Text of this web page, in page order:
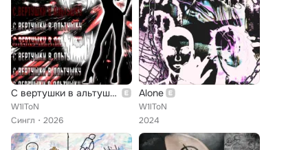
С вертушки в альтушку
W1lToN
Сингл
2026
Alone
W1lToN
2024